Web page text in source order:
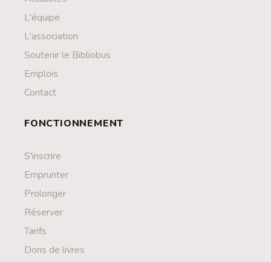
L'équipe
L'association
Soutenir le Bibliobus
Emplois
Contact
FONCTIONNEMENT
S'inscrire
Emprunter
Prolonger
Réserver
Tarifs
Dons de livres